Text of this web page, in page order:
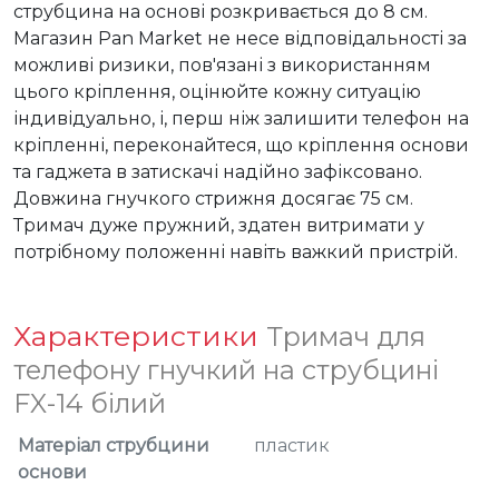
струбцина на основі розкривається до 8 см.
Магазин Pan Market не несе відповідальності за
можливі ризики, пов'язані з використанням
цього кріплення, оцінюйте кожну ситуацію
індивідуально, і, перш ніж залишити телефон на
кріпленні, переконайтеся, що кріплення основи
та гаджета в затискачі надійно зафіксовано.
Довжина гнучкого стрижня досягає 75 см.
Тримач дуже пружний, здатен витримати у
потрібному положенні навіть важкий пристрій.
Характеристики Тримач для
телефону гнучкий на струбцині
FX-14 білий
Матеріал струбцини
основи
пластик